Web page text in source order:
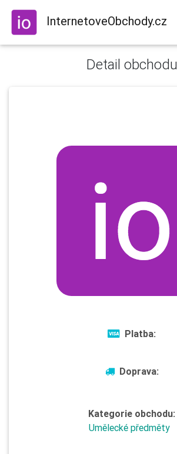
InternetoveObchody.cz
Detail obchodu
Platba:
Doprava:
Kategorie obchodu:
Umělecké předměty